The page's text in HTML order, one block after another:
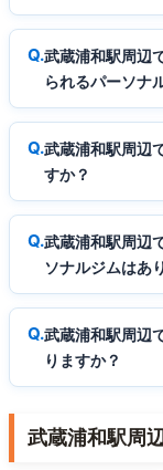
武蔵浦和駅周辺
られるパーソナ
武蔵浦和駅周辺
すか？
武蔵浦和駅周辺
ソナルジムはあ
武蔵浦和駅周辺
りますか？
武蔵浦和駅周